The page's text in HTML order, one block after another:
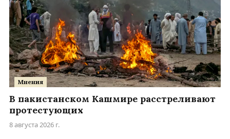
Мнения
В пакистанском Кашмире расстреливают
протестующих
8 августа 2026 г.